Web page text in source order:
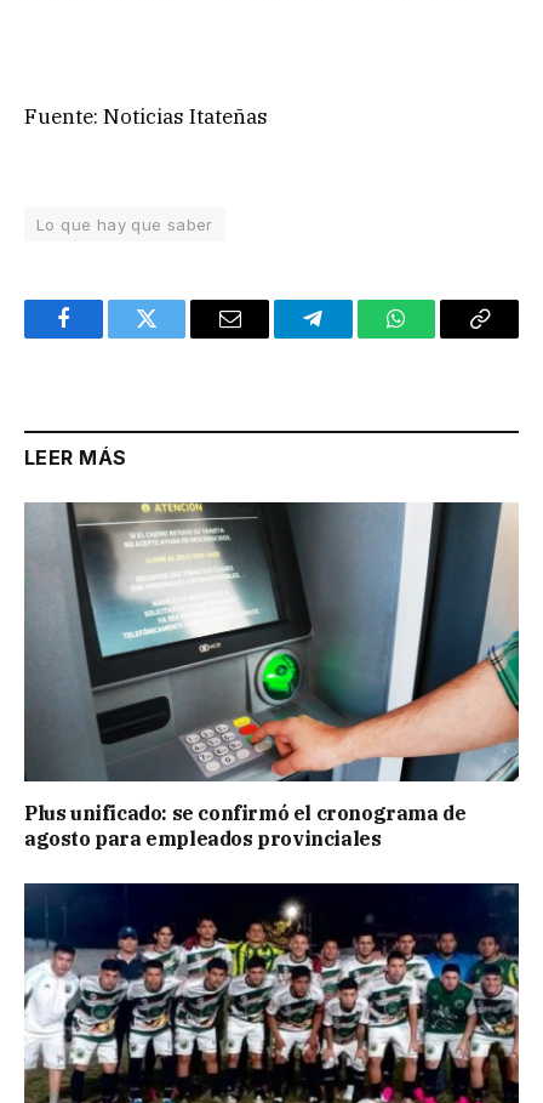
Fuente: Noticias Itateñas
Lo que hay que saber
FacebookTwitter Email TelegramWhatsAppCopy
LEER MÁS
Plus unificado: se confirmó el cronograma de
agosto para empleados provinciales